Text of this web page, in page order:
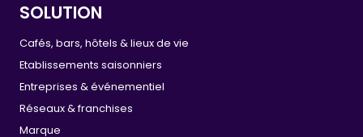
SOLUTION
Cafés, bars, hôtels & lieux de vie
Etablissements saisonniers
Entreprises & événementiel
Réseaux & franchises
Marque